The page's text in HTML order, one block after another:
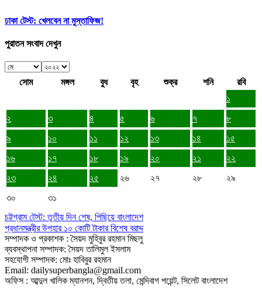
ঢাকা টেস্ট: খেলবেন না মুস্তাফিজ!
পুরাতন সংবাদ দেখুন
সোম মঙ্গল বুধ বৃহ শুক্র শনি
রবি
১
২
৩ ৪ ৫ ৬ ৭
৮
৯
১০ ১১ ১২ ১৩ ১৪
১৫
১৬
১৭ ১৮ ১৯ ২০ ২১
২২
২৩
২৪ ২৫ ২৬ ২৭ ২৮
২৯
৩০
৩১
চট্টগ্রাম টেস্ট: তৃতীয় দিন শেষ, পিছিয়ে বাংলাদেশ
প্রধানমন্ত্রীর উপহার ১০ কোটি টাকার বিশেষ বরাদ্দ
সম্পাদক ও প্রকাশক : সৈয়দ মুহিবুর রহমান মিছলু
ব্যবস্থাপনা সম্পাদক: সৈয়দ তালিমুল ইসলাম
সহযোগী সম্পাদক: মোঃ হাবিবুর রহমান
Email: dailysuperbangla@gmail.com
অফিস : আব্দুল খালিক ম্যানশন, দ্বিতীয় তলা, মেন্দিবাগ পয়েন্ট, সিলেট বাংলাদেশ